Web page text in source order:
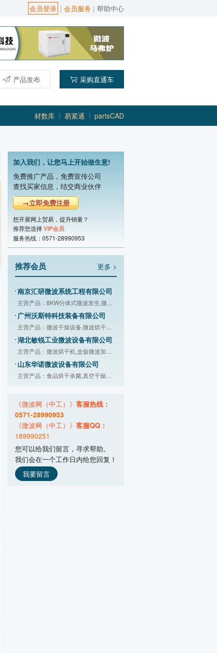
会员登录 | 会员服务 | 帮助中心
产品发布 采购直通车
材数库 易紧通 partsCAD
加入我们，让您马上开始做生意!
免费推广产品，免费宣传公司
查找买家信息，结交商业伙伴
→立即免费注册
想开展网上贸易，提升销量？
推荐您选择VIP会员
服务热线：0571-28990953
推荐会员 更多 >
河南科尔微波科技有限公司
佛山市纽睿科技有限公司
主营产品：3kW大功率磁控管,2kW大功率
深圳市视麦电气技术有限公司
主营产品：磁控管,微波电源,高压数字电
南京汇研微波系统工程有限公司
广州沃斯特科技装备有限公司
湖北敏锐工业微波设备有限公司
山东华诺微波设备有限公司
南京平顺微波设备有限公司
广州市凯棱工业用微波设备有限公司
湖南频动科技有限公司
主营产品：固态微波,射频技术
《微波网（中工）》 客服热线：
0571-28990953
《微波网（中工）》 客服QQ：
189990251
您可以给我们留言，寻求帮助。
我们会在一个工作日内给您回复！
我要留言